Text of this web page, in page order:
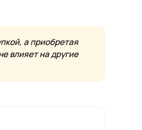
а приобретая
влияет на другие